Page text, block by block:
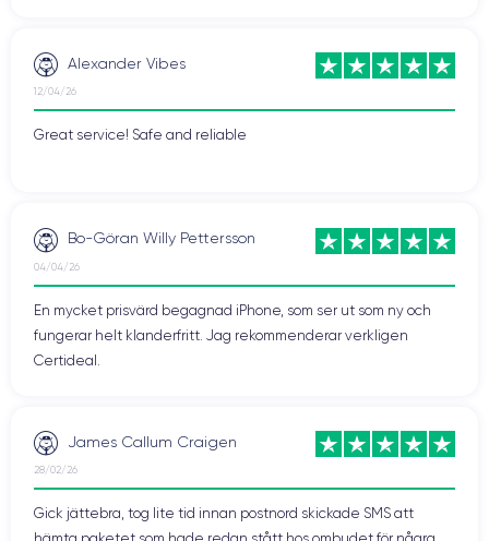
Alexander Vibes
12/04/26
Great service! Safe and reliable
Bo-Göran Willy Pettersson
04/04/26
En mycket prisvärd begagnad iPhone, som ser ut som ny och
fungerar helt klanderfritt. Jag rekommenderar verkligen
Certideal.
James Callum Craigen
28/02/26
Gick jättebra, tog lite tid innan postnord skickade SMS att